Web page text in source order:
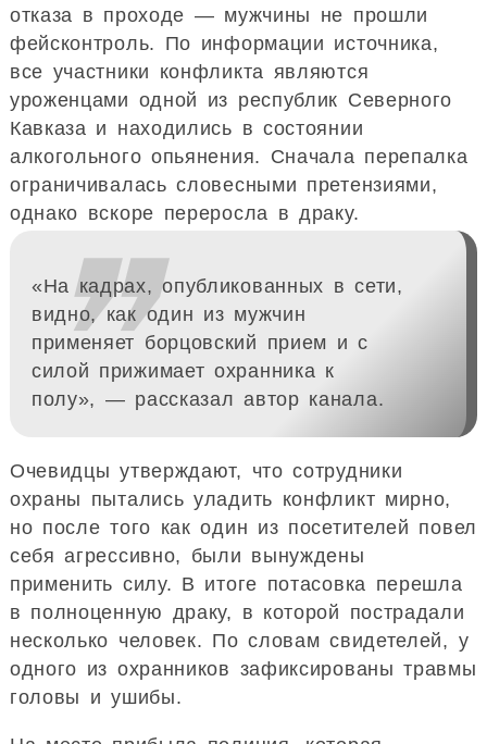
отказа в проходе — мужчины не прошли
фейсконтроль. По информации источника,
все участники конфликта являются
уроженцами одной из республик Северного
Кавказа и находились в состоянии
алкогольного опьянения. Сначала перепалка
ограничивалась словесными претензиями,
однако вскоре переросла в драку.
❞
«На кадрах, опубликованных в сети,
видно, как один из мужчин
применяет борцовский прием и с
силой прижимает охранника к
полу», — рассказал автор канала.
Очевидцы утверждают, что сотрудники
охраны пытались уладить конфликт мирно,
но после того как один из посетителей повел
себя агрессивно, были вынуждены
применить силу. В итоге потасовка перешла
в полноценную драку, в которой пострадали
несколько человек. По словам свидетелей, у
одного из охранников зафиксированы травмы
головы и ушибы.